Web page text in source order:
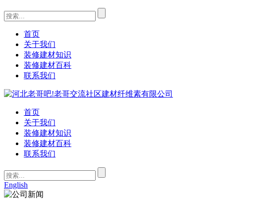
首页
关于我们
装修建材知识
装修建材百科
联系我们
首页
关于我们
装修建材知识
装修建材百科
联系我们
English